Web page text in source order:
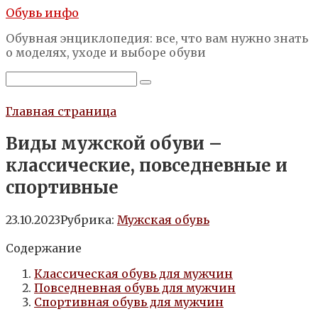
Перейти
контенту
Обувь инфо
Обувная энциклопедия: все, что вам нужно знать
о моделях, уходе и выборе обуви
Главная страница
Виды мужской обуви –
классические, повседневные и
спортивные
23.10.2023Рубрика: Мужская обувь
Содержание
Классическая обувь для мужчин
Повседневная обувь для мужчин
Спортивная обувь для мужчин